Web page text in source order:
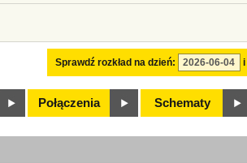
Sprawdź rozkład na dzień: i
Połączenia Schematy